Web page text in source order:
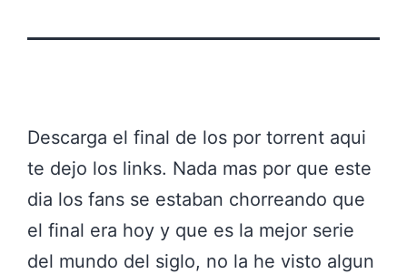
Descarga el final de los por torrent aqui
te dejo los links. Nada mas por que este
dia los fans se estaban chorreando que
el final era hoy y que es la mejor serie
del mundo del siglo, no la he visto algun